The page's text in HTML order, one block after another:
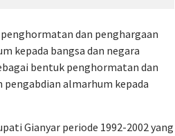
dan penghargaan
kepada bangsa dan negara
bentuk penghormatan dan
almarhum kepada
Gianyar periode 1992-2002 yang